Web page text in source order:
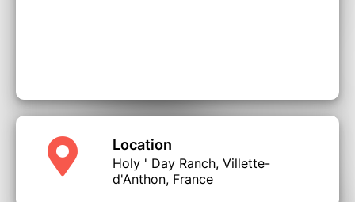
Location
Holy ' Day Ranch, Villette-
d'Anthon, France